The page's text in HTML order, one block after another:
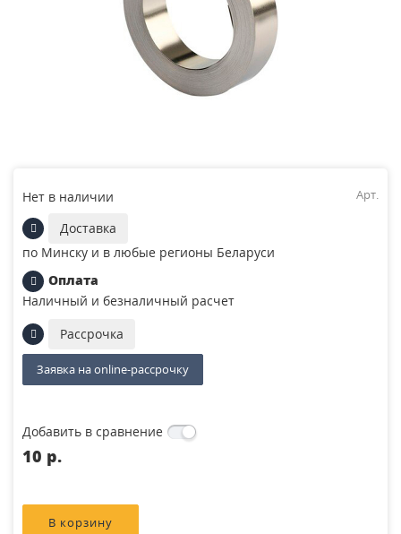
Нет в наличии Арт.
Доставка
по Минску и в любые регионы Беларуси
Оплата
Наличный и безналичный расчет
Рассрочка
Заявка на online-рассрочку
Добавить в сравнение
10 p.